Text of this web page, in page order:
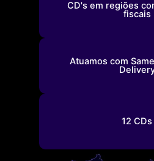
CD's em regiões
fiscais
Atuamos com
12 CDs